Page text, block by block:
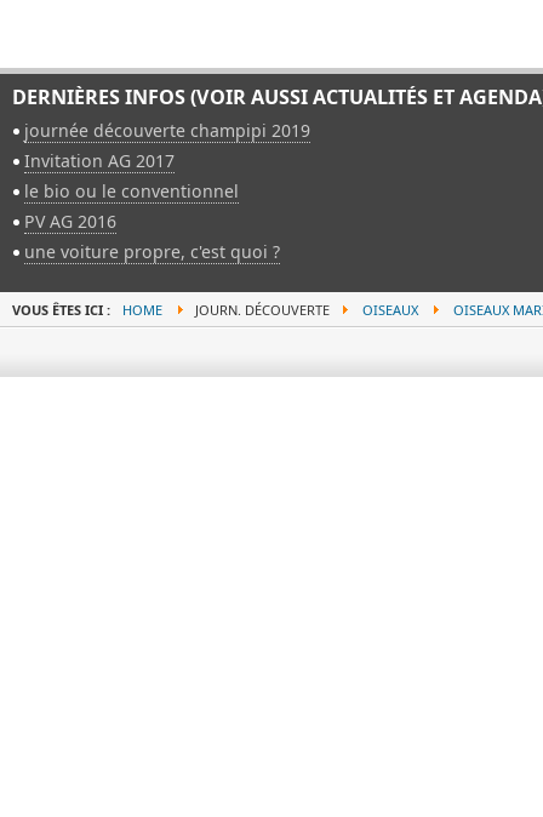
DERNIÈRES INFOS (VOIR AUSSI ACTUALITÉS ET
journée découverte champipi 2019
Invitation AG 2017
le bio ou le conventionnel
PV AG 2016
une voiture propre, c'est quoi ?
VOUS ÊTES ICI : HOME JOURN. DÉCOUVERTE OISEAUX OISEAUX